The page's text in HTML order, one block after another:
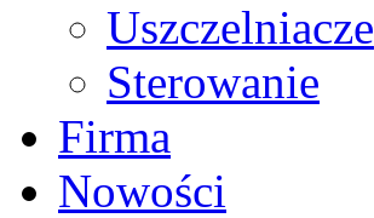
Uszczelniacze
Sterowanie
Firma
Nowości